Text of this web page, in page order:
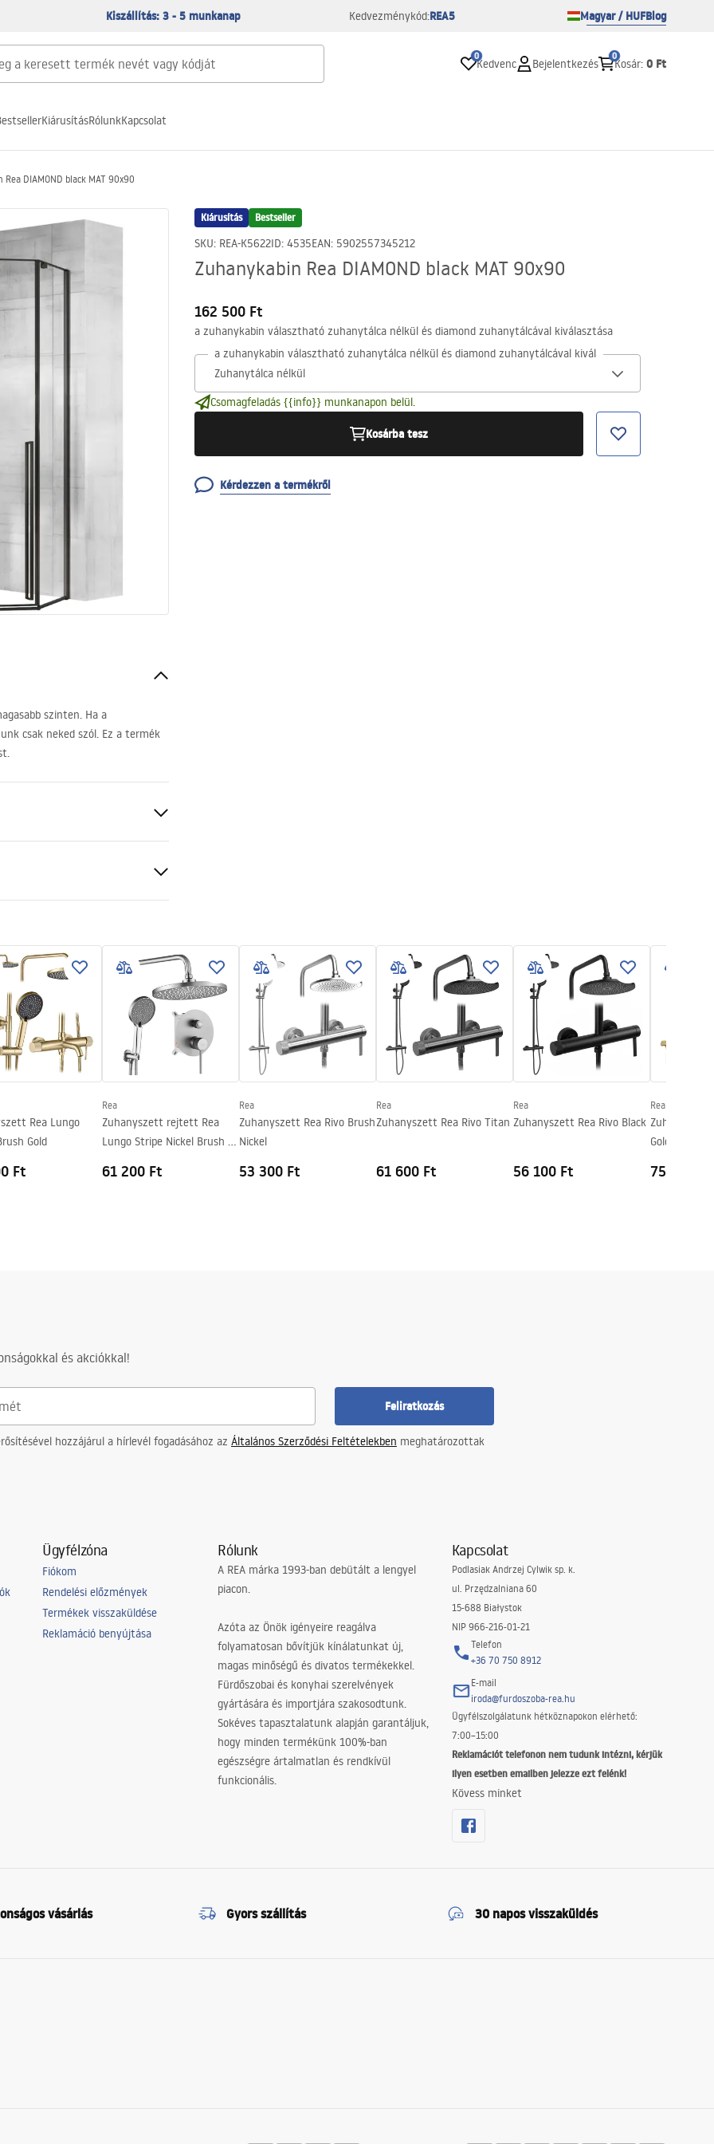
Kiszállítás: 3 - 5 munkanap Kedvezménykód:REA5 Magyar / HUFBlog
0
Kedvenc Bejelentkezés
0
Kosár: 0 Ft
KiárusításRólunkKapcsolat
DIAMOND black MAT 90x90
Kiárusítás Bestseller
SKU: REA-K5622ID: 4535EAN: 5902557345212
Zuhanykabin Rea DIAMOND black MAT 90x90
162 500 Ft
a zuhanykabin választható zuhanytálca nélkül és diamond zuhanytálcával kiválasztása
a zuhanykabin választható zuhanytálca nélkül és diamond zuhanytálcával kiválasztása
Csomagfeladás {{info}} munkanapon belül.
Kosárba tesz
Kérdezzen a termékről
szinten. Ha a
csak neked szól. Ez a termék
vagy a padlón
Rea Lungo
Gold
Ft
Rea
Zuhanyszett rejtett Rea
Lungo Stripe Nickel Brush +
61 200 Ft
Rea
Zuhanyszett Rea Rivo Brush
Nickel
53 300 Ft
Rea
Zuhanyszett Rea Rivo Titan
61 600 Ft
Rea
Zuhanyszett Rea Rivo Black
56 100 Ft
Rea
Zuhanyszett
Gold
75 100 Ft
és akciókkal!
Feliratkozás
hozzájárul a hírlevél fogadásához az Általános Szerződési Feltételekben meghatározottak
Ügyfélzóna
Fiókom
Rendelési előzmények
Termékek visszaküldése
Reklamáció benyújtása
Rólunk
A REA márka 1993-ban debütált a lengyel
piacon.
Azóta az Önök igényeire reagálva
folyamatosan bővítjük kínálatunkat új,
magas minőségű és divatos termékekkel.
Fürdőszobai és konyhai szerelvények
gyártására és importjára szakosodtunk.
Sokéves tapasztalatunk alapján garantáljuk,
hogy minden termékünk 100%-ban
egészségre ártalmatlan és rendkívül
funkcionális.
Kapcsolat
Podlasiak Andrzej Cylwik sp. k.
ul. Przędzalniana 60
15-688 Białystok
NIP 966-216-01-21
Telefon
+36 70 750 8912
E-mail
iroda@furdoszoba-rea.hu
Ügyfélszolgálatunk hétköznapokon elérhető:
7:00–15:00
Reklamációt telefonon nem tudunk intézni, kérjük
ilyen esetben emailben jelezze ezt felénk!
Kövess minket
vásárlás Gyors szállítás 30 napos visszaküldés